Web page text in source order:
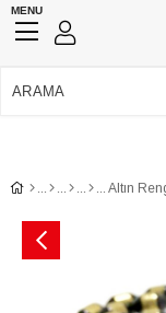
MENU